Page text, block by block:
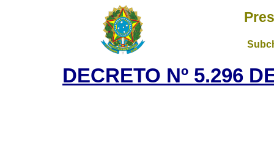
DECRETO Nº 5.296